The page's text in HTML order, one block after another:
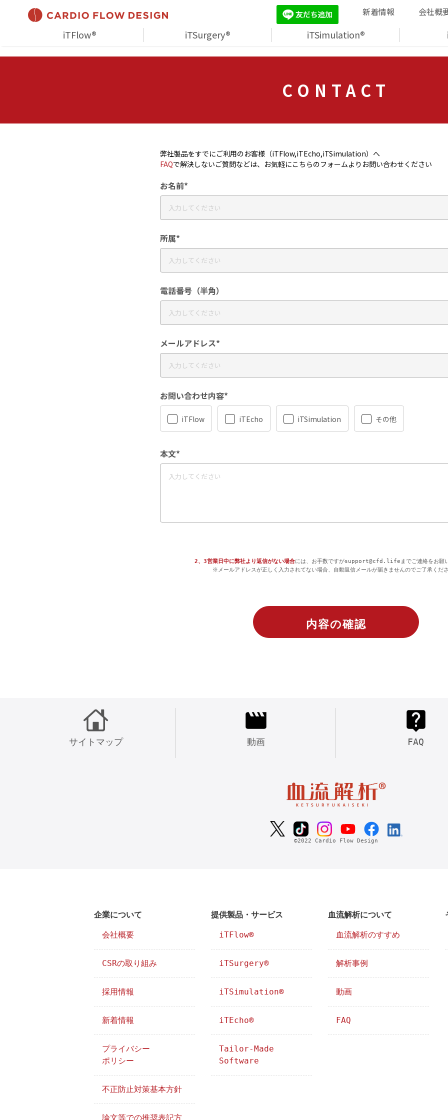
新着情報 会社概
iTFlow® iTSurgery® iTSimulation®
CONTACT
弊社製品をすでにご利用のお客様（iTFlow,iTEcho,iTSimulation）へ
FAQで解決しないご質問などは、お気軽にこちらのフォームよりお問い合わせください
お名前*
所属*
電話番号（半角）
メールアドレス*
お問い合わせ内容*
iTFlow iTEcho iTSimulation その他
本文*
2、3営業日中に弊社より返信がない場合には、お手数ですがsupport@cfd.lifeまでご連絡をお願い
※メールアドレスが正しく入力されてない場合、自動返信メールが届きませんのでご了承くださ
サイトマップ 動画 FAQ
©2022 Cardio Flow Design
企業について
会社概要
CSRの取り組み
採用情報
新着情報
プライバシー
ポリシー
不正防止対策基本方針
論文等での推奨表記方
提供製品・サービス
iTFlow®
iTSurgery®
iTSimulation®
iTEcho®
Tailor-Made
Software
血流解析について
血流解析のすすめ
解析事例
動画
FAQ